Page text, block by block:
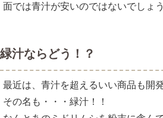
面では青汁が安いのではないでしょう
緑汁ならどう！？
最近は、青汁を超えるいい商品も開
その名も・・・緑汁！！